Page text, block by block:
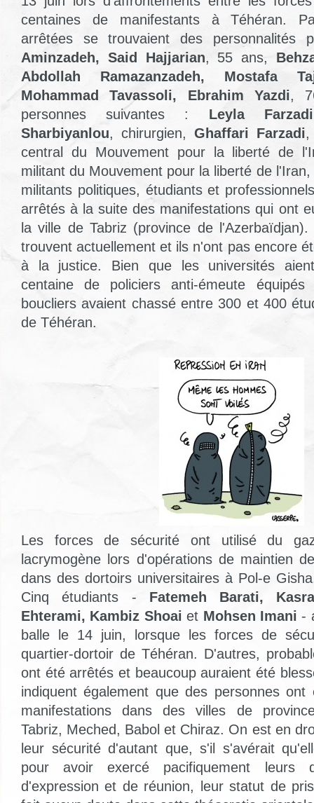
centaines de manifestants à Téhéran.
arrêtées se trouvaient des personnalités
Aminzadeh, Said Hajjarian, 55 ans,
Abdollah Ramazanzadeh, Mostafa
Mohammad Tavassoli, Ebrahim Yazdi,
personnes suivantes : Leyla Farzadi
Sharbiyanlou, chirurgien, Ghaffari Farzadi,
central du Mouvement pour la liberté de
militant du Mouvement pour la liberté de
militants politiques, étudiants et
arrêtés à la suite des manifestations qui ont
la ville de Tabriz (province de
trouvent actuellement et ils n'ont pas encore
à la justice. Bien que les universités
centaine de policiers anti-émeute
boucliers avaient chassé entre 300 et 400
de Téhéran.
Les forces de sécurité ont utilisé du
lacrymogène lors d'opérations de maintien
dans des dortoirs universitaires à Pol-e
Cinq étudiants - Fatemeh Barati,
Ehterami, Kambiz Shoai et Mohsen Imani -
balle le 14 juin, lorsque les forces de
quartier-dortoir de Téhéran. D'autres,
ont été arrêtés et beaucoup auraient été
indiquent également que des personnes
manifestations dans des villes de
Tabriz, Meched, Babol et Chiraz. On est en
leur sécurité d'autant que, s'il s'avérait
pour avoir exercé pacifiquement
d'expression et de réunion, leur statut de